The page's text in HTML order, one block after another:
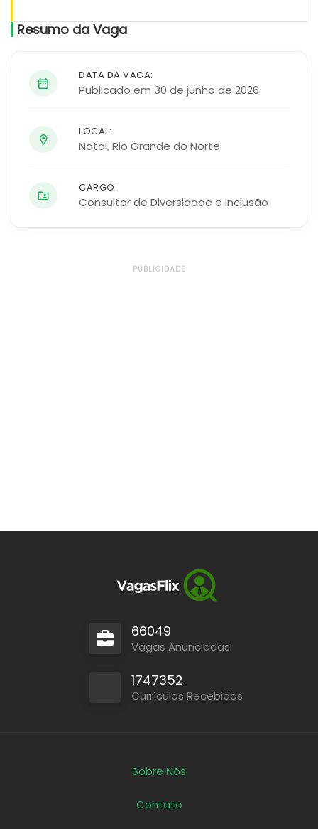
Resumo da Vaga
DATA DA VAGA:
Publicado em 30 de junho de 2026
LOCAL:
Natal,Rio Grande do Norte
CARGO:
Consultor de Diversidade e Inclusão
PUBLICIDADE
66049
Vagas Anunciadas
1747352
Currículos Recebidos
Sobre Nós
Contato